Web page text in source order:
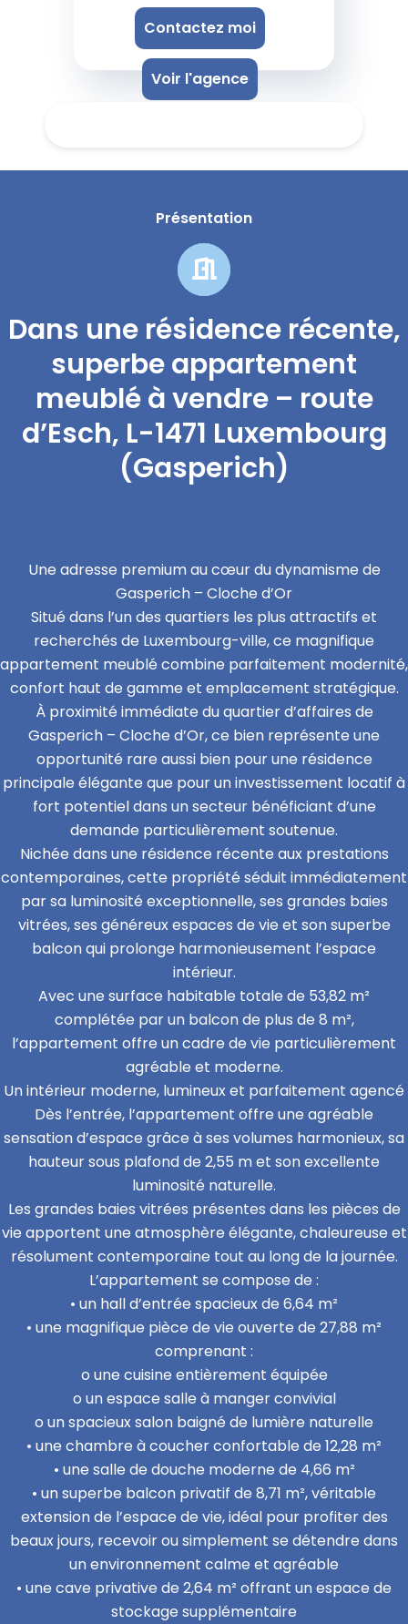
Contactez moi
Voir l'agence
Présentation
Dans une résidence récente,
superbe appartement
meublé à vendre – route
d’Esch, L-1471 Luxembourg
(Gasperich)
Une adresse premium au cœur du dynamisme de
Gasperich – Cloche d’Or
Situé dans l’un des quartiers les plus attractifs et
recherchés de Luxembourg-ville, ce magnifique
appartement meublé combine parfaitement modernité,
confort haut de gamme et emplacement stratégique.
À proximité immédiate du quartier d’affaires de
Gasperich – Cloche d’Or, ce bien représente une
opportunité rare aussi bien pour une résidence
principale élégante que pour un investissement locatif à
fort potentiel dans un secteur bénéficiant d’une
demande particulièrement soutenue.
Nichée dans une résidence récente aux prestations
contemporaines, cette propriété séduit immédiatement
par sa luminosité exceptionnelle, ses grandes baies
vitrées, ses généreux espaces de vie et son superbe
balcon qui prolonge harmonieusement l’espace
intérieur.
Avec une surface habitable totale de 53,82 m²
complétée par un balcon de plus de 8 m²,
l’appartement offre un cadre de vie particulièrement
agréable et moderne.
Un intérieur moderne, lumineux et parfaitement agencé
Dès l’entrée, l’appartement offre une agréable
sensation d’espace grâce à ses volumes harmonieux, sa
hauteur sous plafond de 2,55 m et son excellente
luminosité naturelle.
Les grandes baies vitrées présentes dans les pièces de
vie apportent une atmosphère élégante, chaleureuse et
résolument contemporaine tout au long de la journée.
L’appartement se compose de :
• un hall d’entrée spacieux de 6,64 m²
• une magnifique pièce de vie ouverte de 27,88 m²
comprenant :
o une cuisine entièrement équipée
o un espace salle à manger convivial
o un spacieux salon baigné de lumière naturelle
• une chambre à coucher confortable de 12,28 m²
• une salle de douche moderne de 4,66 m²
• un superbe balcon privatif de 8,71 m², véritable
extension de l’espace de vie, idéal pour profiter des
beaux jours, recevoir ou simplement se détendre dans
un environnement calme et agréable
• une cave privative de 2,64 m² offrant un espace de
stockage supplémentaire